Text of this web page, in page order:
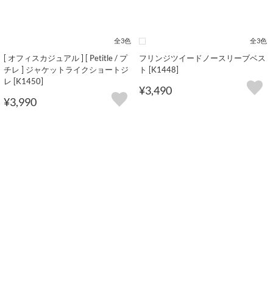
全3色
[ オフィスカジュアル ] [ Petitle / プ
チレ ] ジャケットライクショートジ
レ [K1450]
¥3,990
全3色
フリンジツイードノースリーブベス
ト [K1448]
¥3,490